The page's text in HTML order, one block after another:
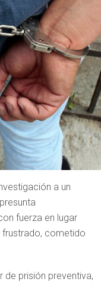
a un
fuerza en lugar
frustrado, cometido
de prisión preventiva,